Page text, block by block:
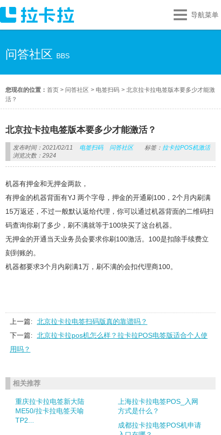
导航菜单
问答社区 BBS
您现在的位置：首页 > 问答社区 > 电签扫码 >北京拉卡拉电签版本要多少才能激
活？
北京拉卡拉电签版本要多少才能激活？
发布时间：2021/02/11 电签扫码 问答社区 标签： 拉卡拉POS机激活
浏览次数：2924
机器有押金和无押金两款，
有押金的机器背面有YJ 两个字母，押金的开通刷100，2个月内刷满
15万返还，不过一般默认返给代理，你可以通过机器背面的二维码扫
码查询你刷了多少，刷不满就等于100块买了这台机器。
无押金的开通当天业务员会要求你刷100激活。100是扣除手续费立
刻到账的。
机器都要求3个月内刷满1万，刷不满的会扣代理商100。
上一篇:
北京拉卡拉电签扫码版真的靠谱吗？
下一篇:
北京拉卡拉pos机怎么样？拉卡拉POS电签版适合个人使
用吗？
相关推荐
重庆拉卡拉电签新大陆
ME50/拉卡拉电签天喻
TP2...
上海拉卡拉电签POS_入网
方式是什么？
成都拉卡拉电签POS机申请